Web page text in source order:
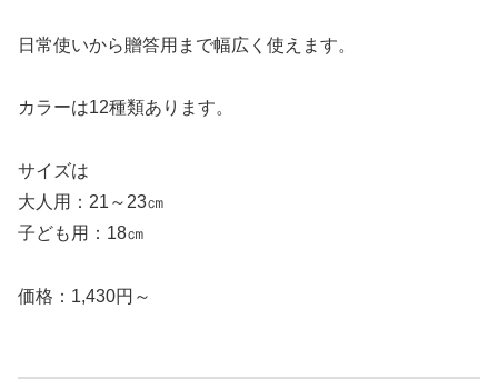
日常使いから贈答用まで幅広く使えます。
カラーは12種類あります。
サイズは
大人用：21～23㎝
子ども用：18㎝
価格：1,430円～